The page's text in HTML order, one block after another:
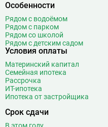
Особенности
Рядом с водоёмом
Рядом с парком
Рядом со школой
Рядом с детским садом
Условия оплаты
Материнский капитал
Семейная ипотека
Рассрочка
ИТ-ипотека
Ипотека от застройщика
Срок сдачи